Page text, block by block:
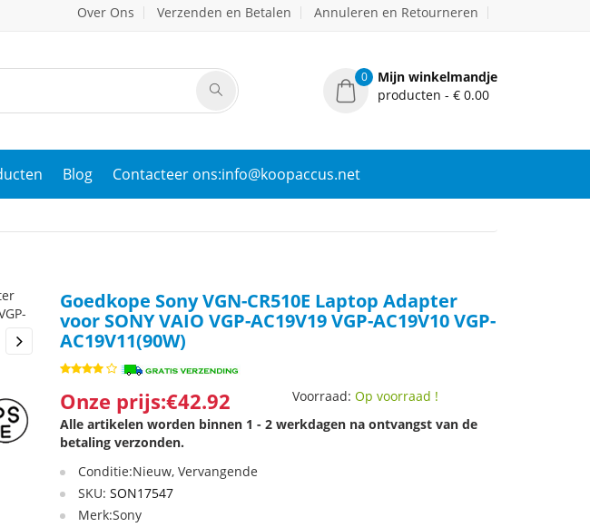
Over Ons Verzenden en Betalen Annuleren en Retourneren
0
Mijn winkelmandje
producten - € 0.00
Blog Contacteer ons:info@koopaccus.net
Goedkope Sony VGN-CR510E Laptop Adapter
voor SONY VAIO VGP-AC19V19 VGP-AC19V10 VGP-
AC19V11(90W)
Onze prijs:€42.92 Voorraad:Op voorraad !
Alle artikelen worden binnen 1 - 2 werkdagen na ontvangst van de
betaling verzonden.
Conditie:Nieuw, Vervangende
SKU:SON17547
Merk:Sony